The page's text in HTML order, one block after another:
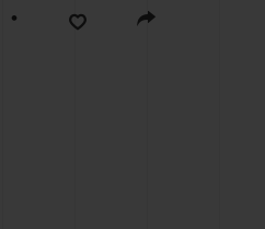
• ビッグ・バン